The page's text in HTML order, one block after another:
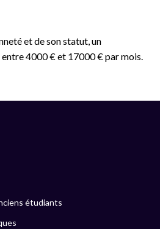
et de son statut, un
4000 € et 17000 € par mois.
étudiants